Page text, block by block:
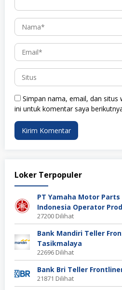
Simpan nama, email, dan situs
ini untuk komentar saya
Loker Terpopuler
PT Yamaha Motor
Indonesia Operator
27200 Dilihat
Bank Mandiri Teller
Tasikmalaya
22696 Dilihat
Bank Bri Teller
21871 Dilihat